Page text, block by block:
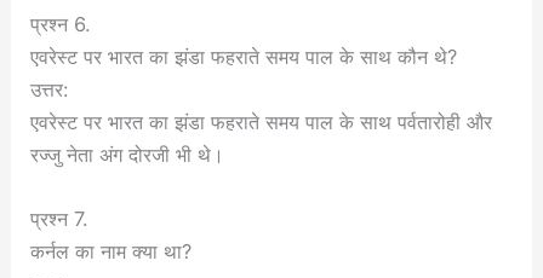
प्रश्न 6.
एवरेस्ट पर भारत का झंडा फहराते समय पाल के साथ कौन थे?
उत्तर:
एवरेस्ट पर भारत का झंडा फहराते समय पाल के साथ पर्वतारोही और
रज्जु नेता अंग दोरजी भी थे।
प्रश्न 7.
कर्नल का नाम क्या था?